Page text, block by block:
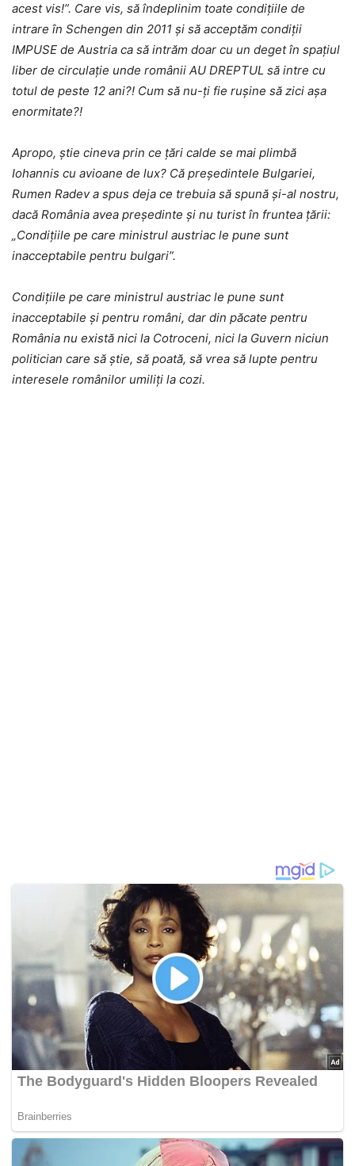
acest vis!”. Care vis, să îndeplinim toate condițiile de
intrare în Schengen din 2011 și să acceptăm condiții
IMPUSE de Austria ca să intrăm doar cu un deget în spațiul
liber de circulație unde românii AU DREPTUL să intre cu
totul de peste 12 ani?! Cum să nu-ți fie rușine să zici așa
enormitate?!
Apropo, știe cineva prin ce țări calde se mai plimbă
Iohannis cu avioane de lux? Că președintele Bulgariei,
Rumen Radev a spus deja ce trebuia să spună și-al nostru,
dacă România avea președinte și nu turist în fruntea țării:
„Condițiile pe care ministrul austriac le pune sunt
inacceptabile pentru bulgari”.
Condițiile pe care ministrul austriac le pune sunt
inacceptabile și pentru români, dar din păcate pentru
România nu există nici la Cotroceni, nici la Guvern niciun
politician care să știe, să poată, să vrea să lupte pentru
interesele românilor umiliți la cozi.